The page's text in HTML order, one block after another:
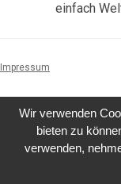
einfach
Impressum
Wir verwenden
bieten zu
verwenden,